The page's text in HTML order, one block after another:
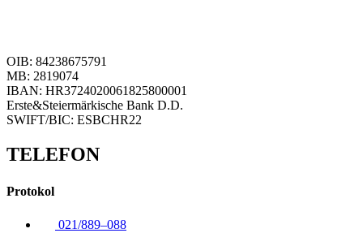
OIB: 84238675791
MB: 2819074
IBAN: HR3724020061825800001
Erste&Steiermärkische Bank D.D.
SWIFT/BIC: ESBCHR22
TELEFON
Protokol
021/889–088